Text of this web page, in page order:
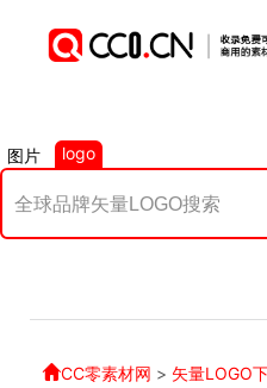
图片 logo
CC零素材网 > 矢量LOGO